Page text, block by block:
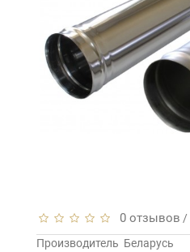
0 отзывов /
Производитель Беларусь